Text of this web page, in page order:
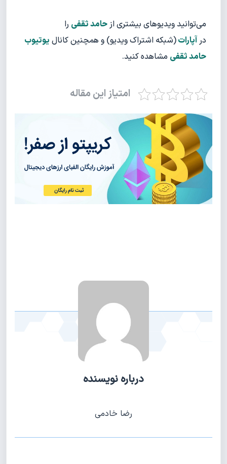
می‌توانید ویدیوهای بیشتری از حامد ثقفی را
در آپارات(شبکه اشتراک ویدیو) و همچنین کانال یوتیوب
حامد ثقفی مشاهده کنید.
امتیاز این مقاله
درباره نویسنده
رضا خادمی